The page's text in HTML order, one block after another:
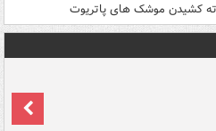
ته کشیدن موشک های پاتریوت